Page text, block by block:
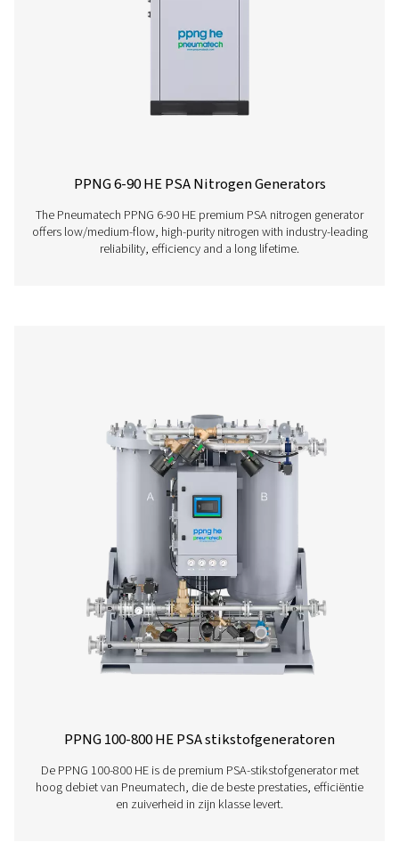
De Pneumatech PPNG 6-68 S professionele PSA-
levert hoogzuivere N2 bij lage tot gemiddelde
betrouwbare prestaties, efficiëntie en een lange